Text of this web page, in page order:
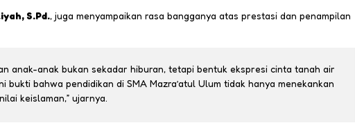
S.Pd., juga menyampaikan rasa bangganya atas prestasi dan penampilan
anak-anak bukan sekadar hiburan, tetapi bentuk ekspresi cinta tanah air
bahwa pendidikan di SMA Mazra’atul Ulum tidak hanya menekankan
keislaman,” ujarnya.